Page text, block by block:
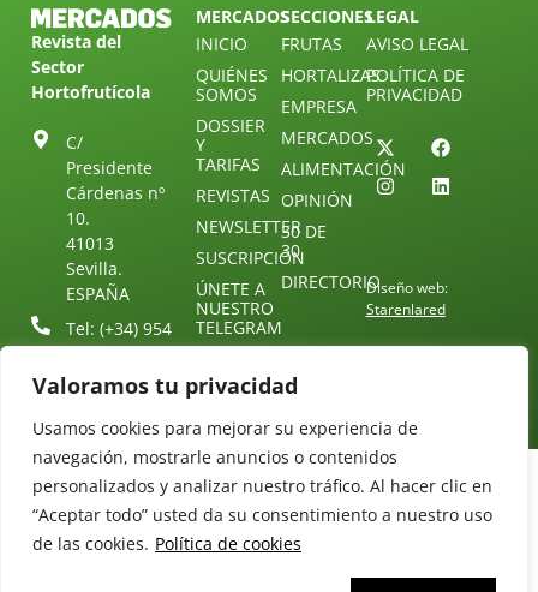
Valoramos tu privacidad
Usamos cookies para mejorar su experiencia de
navegación, mostrarle anuncios o contenidos
personalizados y analizar nuestro tráfico. Al hacer clic en
“Aceptar todo” usted da su consentimiento a nuestro uso
de las cookies. Política de cookies
Revista del
Sector
Hortofrutícola
C/
Presidente
Cárdenas nº
10.
41013
Sevilla.
ESPAÑA
Tel: (+34) 954
redaccion@revistamercados.com
MERCADOS
INICIO
QUIÉNES
SOMOS
DOSSIER
Y
TARIFAS
REVISTAS
NEWSLETTER
SUSCRIPCIÓN
ÚNETE A
NUESTRO
TELEGRAM
SECCIONES
FRUTAS
HORTALIZAS
EMPRESA
MERCADOS
ALIMENTACIÓN
OPINIÓN
30 DE
30
DIRECTORIO
LEGAL
AVISO LEGAL
POLÍTICA DE
PRIVACIDAD
Diseño web:
Starenlared